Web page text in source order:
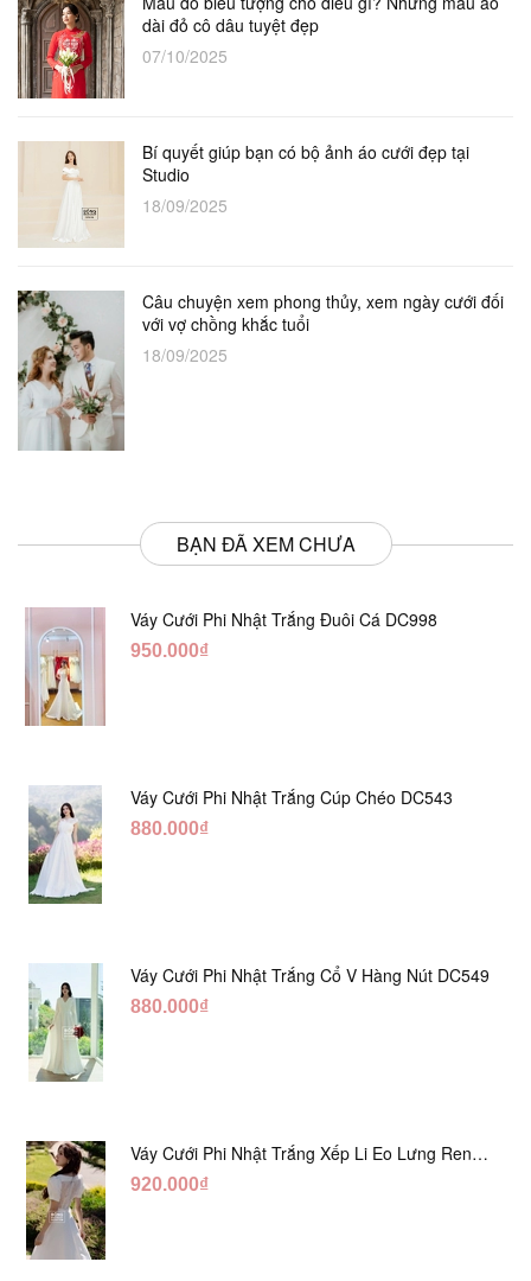
dài đỏ cô dâu tuyệt đẹp
07/10/2025
Bí quyết giúp bạn có bộ ảnh áo cưới đẹp tại
Studio
18/09/2025
Câu chuyện xem phong thủy, xem ngày cưới đối
với vợ chồng khắc tuổi
18/09/2025
BẠN ĐÃ XEM CHƯA
Váy Cưới Phi Nhật Trắng Đuôi Cá DC998
950.000₫
Váy Cưới Phi Nhật Trắng Cúp Chéo DC543
880.000₫
Váy Cưới Phi Nhật Trắng Cổ V Hàng Nút DC549
880.000₫
Váy Cưới Phi Nhật Trắng Xếp Li Eo Lưng Ren
DC547
920.000₫